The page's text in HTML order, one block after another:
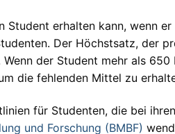
Student erhalten kann, wenn
Der Höchstsatz, der
der Student mehr als
die fehlenden Mittel zu
für Studenten, die bei
und Forschung (BMBF)